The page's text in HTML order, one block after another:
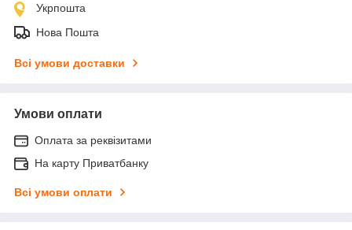
Укрпошта
Нова Пошта
Всі умови доставки
Умови оплати
Оплата за реквізитами
На карту Приватбанку
Всі умови оплати